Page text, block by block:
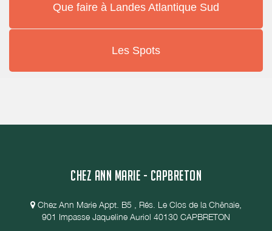
Que faire à Landes Atlantique Sud
Les Spots
CHEZ ANN MARIE - CAPBRETON
Chez Ann Marie Appt. B5 , Rés. Le Clos de la Chênaie,
901 Impasse Jaqueline Auriol 40130 CAPBRETON